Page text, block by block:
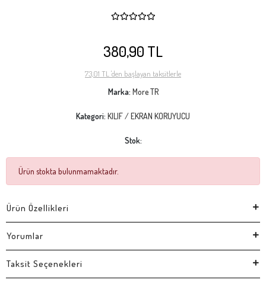
380,90 TL
73,01 TL 'den başlayan taksitlerle
Marka: More TR
Kategori: KILIF / EKRAN KORUYUCU
Stok:
Ürün stokta bulunmamaktadır.
Ürün Özellikleri
Yorumlar
Taksit Seçenekleri